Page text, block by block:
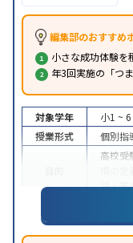
編集部のおすすめ
小さな成功体験を
年3回実施の「つ
対象学年 小1 ~ 6
授業形式
個別指
高校受
慣の定
語・英
特徴
入塾
オン
受講可